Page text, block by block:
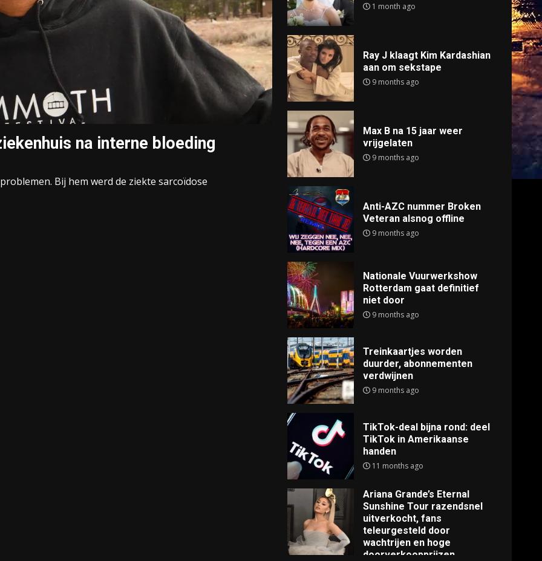
na interne bloeding
Bij hem werd de ziekte sarcoïdose
1 month ago
Ray J klaagt Kim Kardashian
aan om sekstape
9 months ago
Max B na 15 jaar weer
vrijgelaten
9 months ago
Anti-AZC nummer Broken
Veteran alsnog offline
9 months ago
Nationale Vuurwerkshow
Rotterdam gaat definitief
niet door
9 months ago
Treinkaartjes worden
duurder, abonnementen
verdwijnen
9 months ago
TikTok-deal bijna rond: deel
TikTok in Amerikaanse
handen
11 months ago
Ariana Grande’s Eternal
Sunshine Tour razendsnel
uitverkocht, fans
teleurgesteld door
wachtrijen en hoge
doorverkoopprijzen